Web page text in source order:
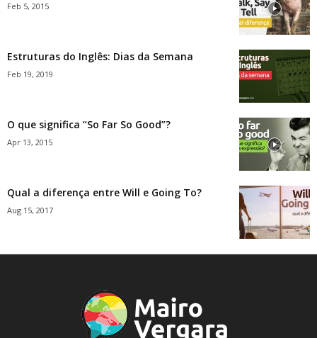
Feb 5, 2015
Estruturas do Inglês: Dias da Semana
Feb 19, 2019
O que significa “So Far So Good”?
Apr 13, 2015
Qual a diferença entre Will e Going To?
Aug 15, 2017